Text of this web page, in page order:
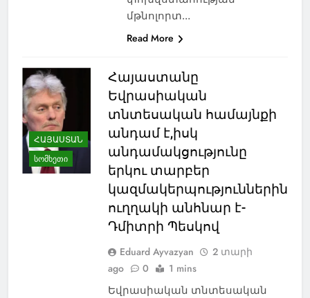
մթնոլորտ…
Read More
ՀԱՅԱՍՏԱՆ
ᲡᲝᲛᲮᲔᲗᲘ
Հայաստանը
Եվրասիական
տնտեսական համայնքի
անդամ է,իսկ
անդամակցությունը
երկու տարբեր
կազմակերպություններին
ուղղակի անհնար է-
Դմիտրի Պեսկով
Eduard Ayvazyan
2 տարի
ago
0 1 mins
Եվրասիական տնտեսական